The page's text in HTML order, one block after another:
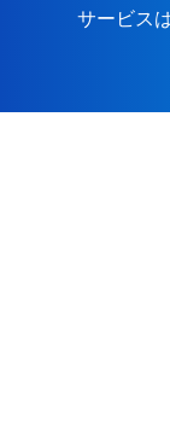
サービス